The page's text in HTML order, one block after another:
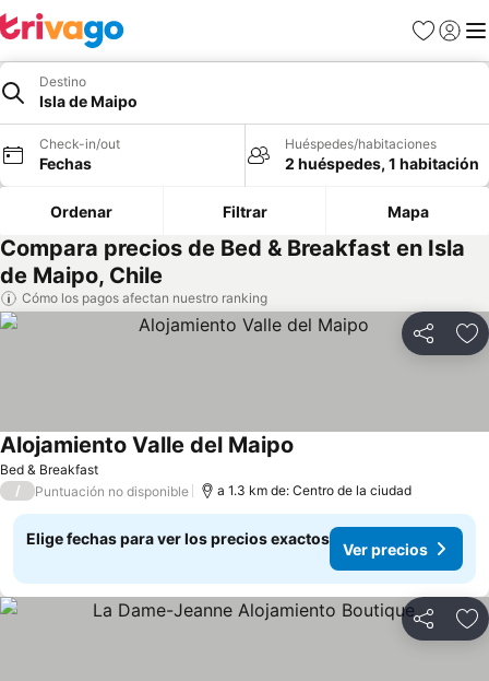
Favoritos
Iniciar
Destino
Isla de Maipo
Check-in/out
Fechas
Huéspedes/habitaciones
2 huéspedes, 1 habitación
Ordenar Filtrar Mapa
Compara precios de Bed & Breakfast en Isla
de Maipo, Chile
Cómo los pagos afectan nuestro ranking
Compartir
Bed & Breakfast
Alojamiento Valle del Maipo
/ Puntuación no disponible a 1.3 km de: Centro de la ciudad
Elige fechas para ver los precios exactos
Ver precios
Compartir